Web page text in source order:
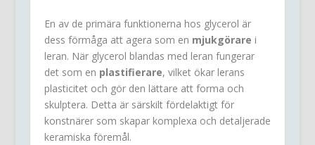
En av de primära funktionerna hos glycerol är
dess förmåga att agera som en mjukgörare i
leran. När glycerol blandas med leran fungerar
det som en plastifierare, vilket ökar lerans
plasticitet och gör den lättare att forma och
skulptera. Detta är särskilt fördelaktigt för
konstnärer som skapar komplexa och detaljerade
keramiska föremål.